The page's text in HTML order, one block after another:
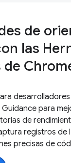
de
las
para
de
registros de
precisas de